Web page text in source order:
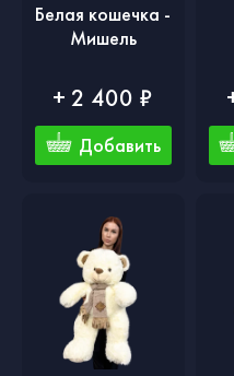
Белая кошечка -
Мишель
+ 2 400 ₽
Добавить